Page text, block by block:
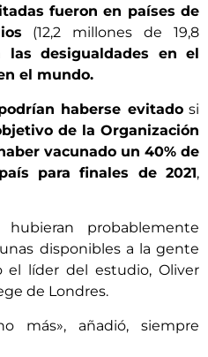
fueron en países de
(12,2 millones de 19,8
las desigualdades en el
el mundo.
haberse evitadosi
de la Organización
vacunado un 40% de
para finales de 2021,
probablemente
disponibles a la gente
líder del estudio, Oliver
de Londres.
más», añadió, siempre